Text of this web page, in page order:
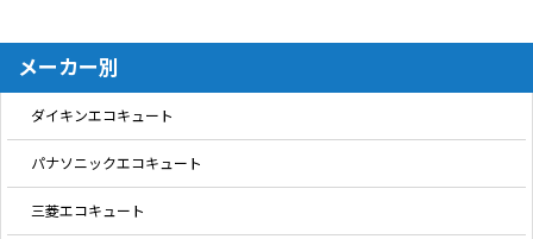
メーカー別
ダイキンエコキュート
パナソニックエコキュート
三菱エコキュート